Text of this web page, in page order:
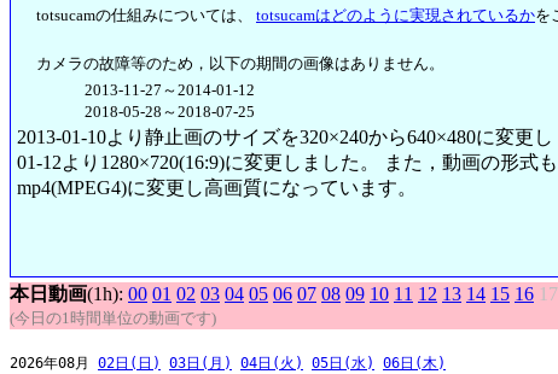
totsucamの仕組みについては、 totsucamはどのように実現されているかを
カメラの故障等のため，以下の期間の画像はありません。
2013-11-27～2014-01-12
2018-05-28～2018-07-25
2013-01-10より静止画のサイズを320×240から640×480に変更
01-12より1280×720(16:9)に変更しました。 また，動画の形式
mp4(MPEG4)に変更し高画質になっています。
本日動画(1h): 00 01 02 03 04 05 06 07 08 09 10 11 12 13 14 15 16 17
(今日の1時間単位の動画です)
2026年08月 02日(日) 03日(月) 04日(火) 05日(水)
06日(木)